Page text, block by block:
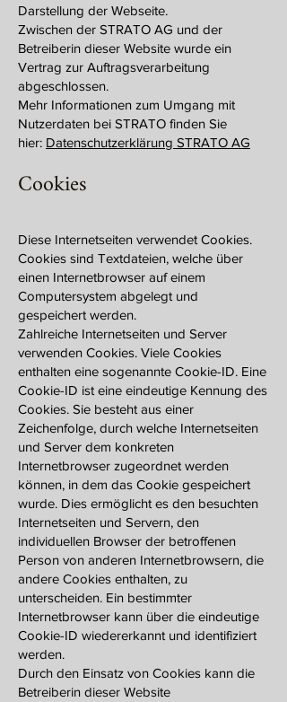
Darstellung der Webseite.
Zwischen der STRATO AG und der
Betreiberin dieser Website wurde ein
Vertrag zur Auftragsverarbeitung
abgeschlossen.
Mehr Informationen zum Umgang mit
Nutzerdaten bei STRATO finden Sie
hier: Datenschutzerklärung STRATO AG
Cookies
Diese Internetseiten verwendet Cookies.
Cookies sind Textdateien, welche über
einen Internetbrowser auf einem
Computersystem abgelegt und
gespeichert werden.
Zahlreiche Internetseiten und Server
verwenden Cookies. Viele Cookies
enthalten eine sogenannte Cookie-ID. Eine
Cookie-ID ist eine eindeutige Kennung des
Cookies. Sie besteht aus einer
Zeichenfolge, durch welche Internetseiten
und Server dem konkreten
Internetbrowser zugeordnet werden
können, in dem das Cookie gespeichert
wurde. Dies ermöglicht es den besuchten
Internetseiten und Servern, den
individuellen Browser der betroffenen
Person von anderen Internetbrowsern, die
andere Cookies enthalten, zu
unterscheiden. Ein bestimmter
Internetbrowser kann über die eindeutige
Cookie-ID wiedererkannt und identifiziert
werden.
Durch den Einsatz von Cookies kann die
Betreiberin dieser Website